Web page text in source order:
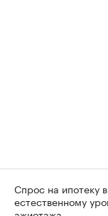
Спрос на ипотеку
естественному